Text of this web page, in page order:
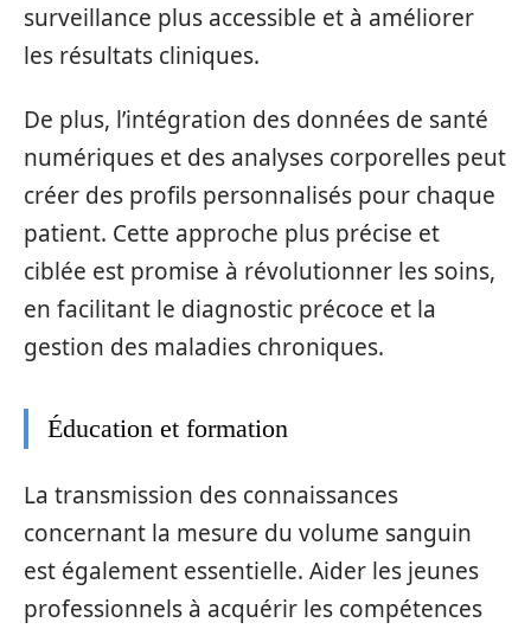
surveillance plus accessible et à améliorer
les résultats cliniques.
De plus, l’intégration des données de santé
numériques et des analyses corporelles peut
créer des profils personnalisés pour chaque
patient. Cette approche plus précise et
ciblée est promise à révolutionner les soins,
en facilitant le diagnostic précoce et la
gestion des maladies chroniques.
Éducation et formation
La transmission des connaissances
concernant la mesure du volume sanguin
est également essentielle. Aider les jeunes
professionnels à acquérir les compétences